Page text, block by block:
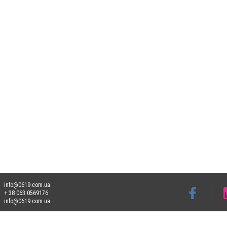
info@0619.com.ua
+ 38 063 0569176
info@0619.com.ua